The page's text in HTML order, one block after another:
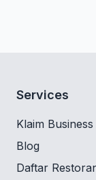
Services
Klaim Business
Blog
Daftar